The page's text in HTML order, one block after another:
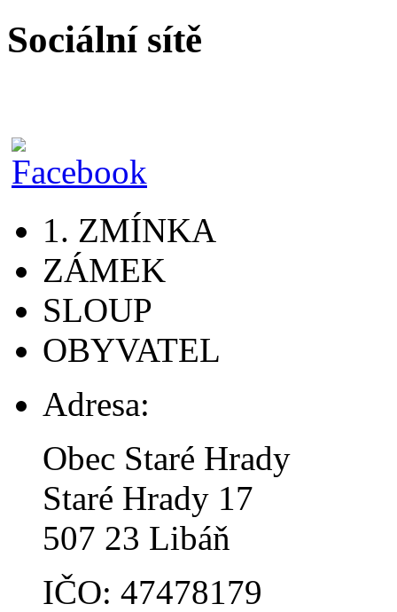
Sociální sítě
1. ZMÍNKA
ZÁMEK
SLOUP
OBYVATEL
Adresa:
Obec Staré Hrady
Staré Hrady 17
507 23 Libáň
IČO: 47478179